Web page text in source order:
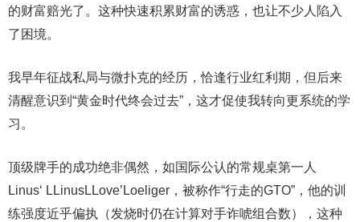
的财富赔光了。这种快速积累财富的诱惑，也让不少人陷入
了困境。
我早年征战私局与微扑克的经历，恰逢行业红利期，但后来
清醒意识到“黄金时代终会过去”，这才促使我转向更系统的学
习。
顶级牌手的成功绝非偶然，如国际公认的常规桌第一人
Linus‘ LLinusLLove’Loeliger，被称作“行走的GTO”，他的训
练强度近乎偏执（发烧时仍在计算对手诈唬组合数），这种